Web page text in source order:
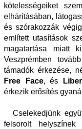
kötelességeiket
elhárításában,
és szórakozzák
említett utasítások
magatartása miatt
Veszprémben
támadók érkezése,
Free Face, és
érkezik erősítés
Cselekedjünk
felsorolt helyszínek